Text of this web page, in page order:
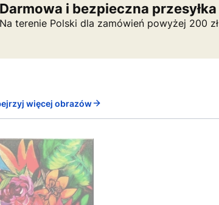
Darmowa i bezpieczna przesyłka
Na terenie Polski dla zamówień powyżej 200 zł
więcej obrazów